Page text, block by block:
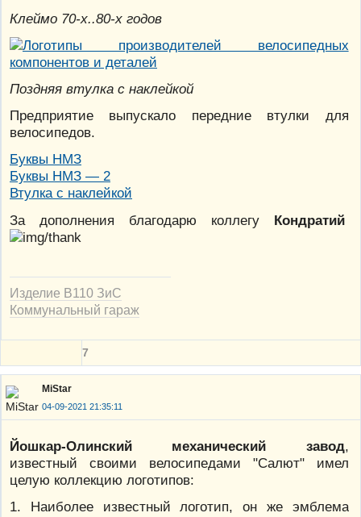
Клеймо 70-х..80-х годов
Поздняя втулка с наклейкой
Предприятие выпускало передние втулки для
велосипедов.
Буквы НМЗ
Буквы НМЗ — 2
Втулка с наклейкой
За дополнения благодарю коллегу Кондратий
Изделие В110 ЗиС
Коммунальный гараж
7
MiStar
04-09-2021 21:35:11
Йошкар-Олинский механический завод,
известный своими велосипедами "Салют" имел
целую коллекцию логотипов:
1. Наиболее известный логотип, он же эмблема